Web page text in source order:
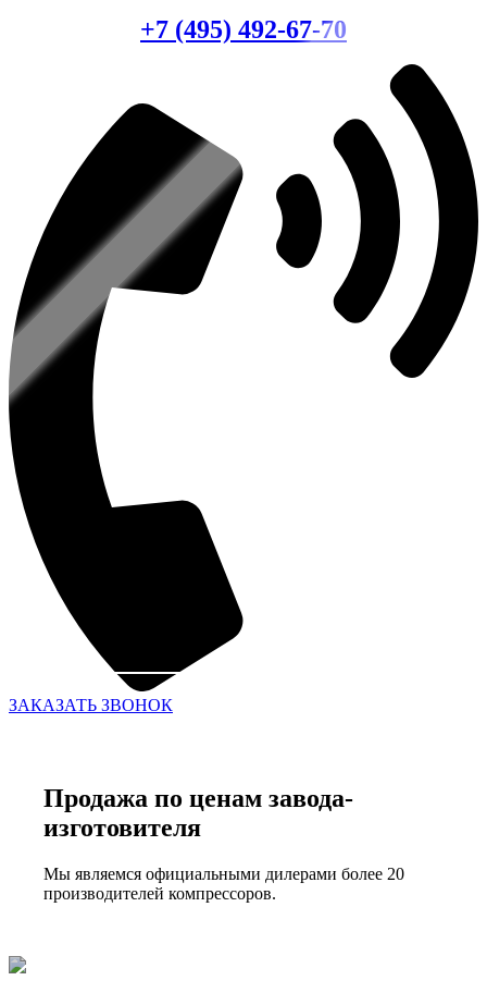
+7 (495) 492-67-70
ЗАКАЗАТЬ ЗВОНОК
Продажа по ценам завода-
изготовителя
Мы являемся официальными дилерами более 20
производителей компрессоров.